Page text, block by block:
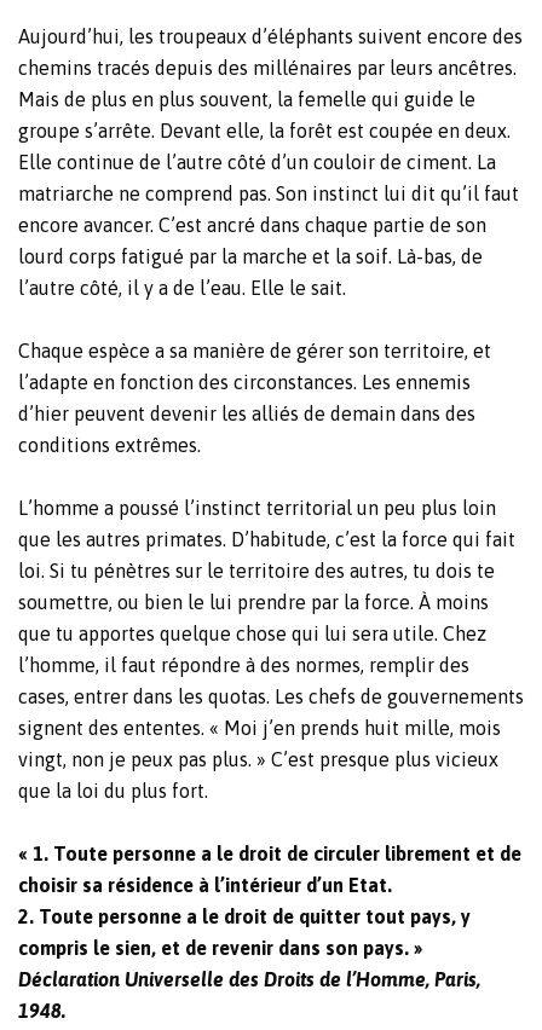
Aujourd’hui, les troupeaux d’éléphants suivent encore des
chemins tracés depuis des millénaires par leurs ancêtres.
Mais de plus en plus souvent, la femelle qui guide le
groupe s’arrête. Devant elle, la forêt est coupée en deux.
Elle continue de l’autre côté d’un couloir de ciment. La
matriarche ne comprend pas. Son instinct lui dit qu’il faut
encore avancer. C’est ancré dans chaque partie de son
lourd corps fatigué par la marche et la soif. Là-bas, de
l’autre côté, il y a de l’eau. Elle le sait.
Chaque espèce a sa manière de gérer son territoire, et
l’adapte en fonction des circonstances. Les ennemis
d’hier peuvent devenir les alliés de demain dans des
conditions extrêmes.
L’homme a poussé l’instinct territorial un peu plus loin
que les autres primates. D’habitude, c’est la force qui fait
loi. Si tu pénètres sur le territoire des autres, tu dois te
soumettre, ou bien le lui prendre par la force. À moins
que tu apportes quelque chose qui lui sera utile. Chez
l’homme, il faut répondre à des normes, remplir des
cases, entrer dans les quotas. Les chefs de gouvernements
signent des ententes. « Moi j’en prends huit mille, mois
vingt, non je peux pas plus. » C’est presque plus vicieux
que la loi du plus fort.
« 1. Toute personne a le droit de circuler librement et de
choisir sa résidence à l’intérieur d’un Etat.
2. Toute personne a le droit de quitter tout pays, y
compris le sien, et de revenir dans son pays. »
Déclaration Universelle des Droits de l’Homme, Paris,
1948.